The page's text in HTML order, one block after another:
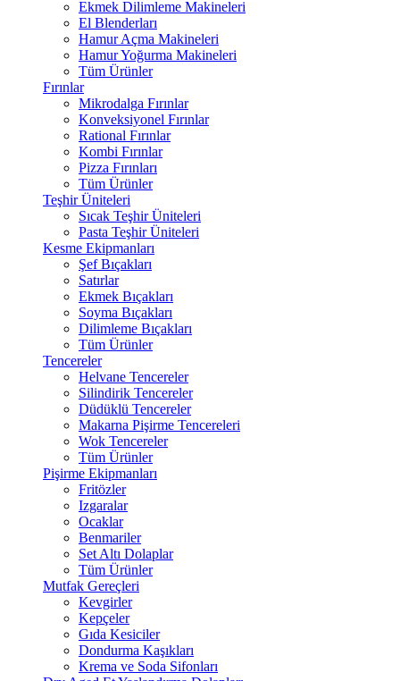
Ekmek Dilimleme Makineleri
El Blenderları
Hamur Açma Makineleri
Hamur Yoğurma Makineleri
Tüm Ürünler
Fırınlar
Mikrodalga Fırınlar
Konveksiyonel Fırınlar
Rational Fırınlar
Kombi Fırınlar
Pizza Fırınları
Tüm Ürünler
Teşhir Üniteleri
Sıcak Teşhir Üniteleri
Pasta Teşhir Üniteleri
Kesme Ekipmanları
Şef Bıçakları
Satırlar
Ekmek Bıçakları
Soyma Bıçakları
Dilimleme Bıçakları
Tüm Ürünler
Tencereler
Helvane Tencereler
Silindirik Tencereler
Düdüklü Tencereler
Makarna Pişirme Tencereleri
Wok Tencereler
Tüm Ürünler
Pişirme Ekipmanları
Fritözler
Izgaralar
Ocaklar
Benmariler
Set Altı Dolaplar
Tüm Ürünler
Mutfak Gereçleri
Kevgirler
Kepçeler
Gıda Kesiciler
Dondurma Kaşıkları
Krema ve Soda Sifonları